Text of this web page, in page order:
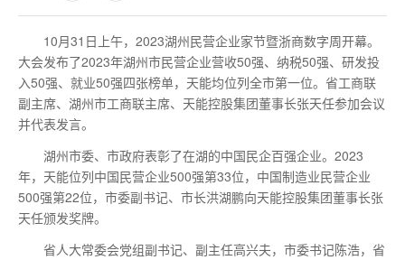
10月31日上午，2023湖州民营企业家节暨浙商数字周开幕。
大会发布了2023年湖州市民营企业营收50强、纳税50强、研发投
入50强、就业50强四张榜单，天能均位列全市第一位。省工商联
副主席、湖州市工商联主席、天能控股集团董事长张天任参加会议
并代表发言。
湖州市委、市政府表彰了在湖的中国民企百强企业。2023
年，天能位列中国民营企业500强第33位，中国制造业民营企业
500强第22位，市委副书记、市长洪湖鹏向天能控股集团董事长张
天任颁发奖牌。
省人大常委会党组副书记、副主任高兴夫，市委书记陈浩，省